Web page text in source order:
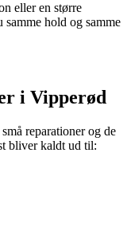
eller en større
hold og samme
i Vipperød
reparationer og de
bliver kaldt ud til: